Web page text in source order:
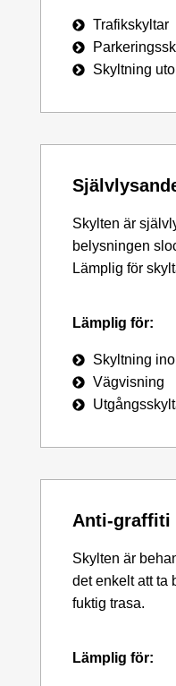
Trafikskyltar
Skyltning
Skylten är
belysningen
Lämplig för
Lämplig för:
Skyltning
Vägvisning
Anti-graffiti
Skylten är
det enkelt att ta
fuktig trasa.
Lämplig för: